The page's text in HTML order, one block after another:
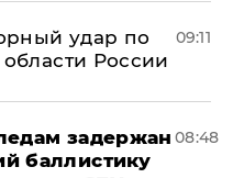
удар по
России
09:11
задержан
баллистику
08:48